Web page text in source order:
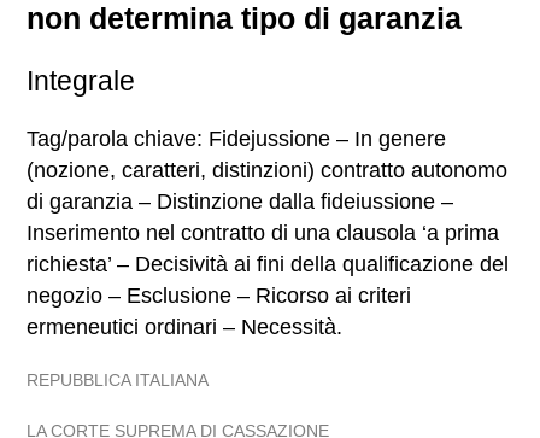
non determina tipo di garanzia
Integrale
Tag/parola chiave: Fidejussione – In genere
(nozione, caratteri, distinzioni) contratto autonomo
di garanzia – Distinzione dalla fideiussione –
Inserimento nel contratto di una clausola ‘a prima
richiesta’ – Decisività ai fini della qualificazione del
negozio – Esclusione – Ricorso ai criteri
ermeneutici ordinari – Necessità.
REPUBBLICA ITALIANA
LA CORTE SUPREMA DI CASSAZIONE